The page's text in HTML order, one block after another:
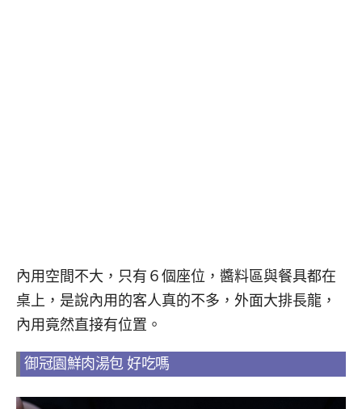
內用空間不大，只有６個座位，醬料區與餐具都在
桌上，是說內用的客人真的不多，外面大排長龍，
內用竟然直接有位置。
御冠園鮮肉湯包 好吃嗎